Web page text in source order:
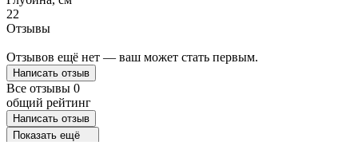
22
Отзывы
Отзывов ещё нет — ваш может стать первым.
Написать отзыв
Все отзывы 0
общий рейтинг
Написать отзыв
Показать ещё